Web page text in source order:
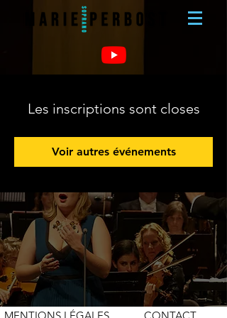
Les inscriptions sont closes
Voir autres événements